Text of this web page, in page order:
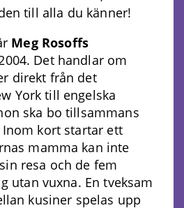
till alla du känner!
Meg Rosoffs
Det handlar om
direkt från det
York till engelska
ska bo tillsammans
kort startar ett
mamma kan inte
resa och de fem
utan vuxna. En tveksam
kusiner spelas upp